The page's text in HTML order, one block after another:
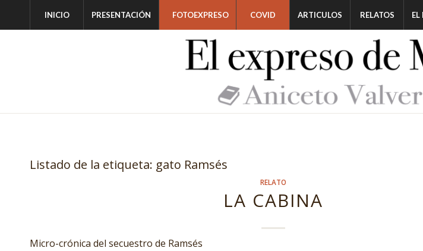
INICIO PRESENTACIÓN FOTOEXPRESO COVID ARTICULOS RELATOS
Listado de la etiqueta: gato Ramsés
RELATO
LA CABINA
Micro-crónica del secuestro de Ramsés